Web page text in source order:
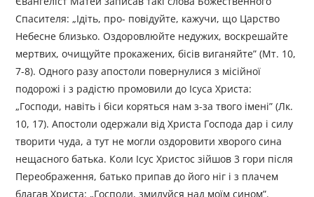
Спасителя: „Ідіть, про- повідуйте, кажучи, що Царство
Небесне близько. Оздоровлюйте недужих, воскрешайте
мертвих, очищуйте прокажених, бісів виганяйте” (Мт. 10,
7-8). Одного разу апостоли повернулися з місійної
подорожі і з радістю промовили до Ісуса Христа:
„Господи, навіть і біси коряться нам з-за твого імені” (Лк.
10, 17). Апостоли одержали від Христа Господа дар і силу
творити чуда, а тут не могли оздоровити хворого сина
нещасного батька. Коли Ісус Христос зійшов 3 гори після
Переображення, батько припав до його ніг і з плачем
благав Христа: „Господи, змилуйся над моїм сином”.